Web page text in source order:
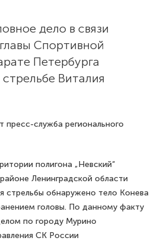
дело в связи
Спортивной
Петербурга
Виталия
служба регионального
полигона „Невский“
Ленинградской области
стрельбы обнаружено тело Конева
головы. По данному факту
по городу Мурино
СК России